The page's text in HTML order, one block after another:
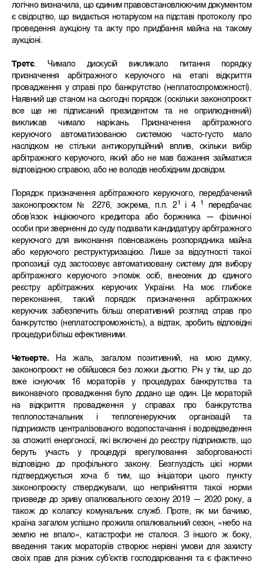
логічно визначила, що єдиним правовстановлюючим документом
є свідоцтво, що видається нотаріусом на підставі протоколу про
проведення аукціону та акту про придбання майна на такому
аукціоні.
Третє. Чимало дискусій викликало питання порядку
призначення арбітражного керуючого на етапі відкриття
провадження у справі про банкрутство (неплатоспроможності).
Наявний ще станом на сьогодні порядок (оскільки законопроєкт
все ще не підписаний президентом та не оприлюднений)
викликав чимало нарікань. Призначення арбітражного
керуючого автоматизованою системою часто-густо мало
наслідком не стільки антикорупційний вплив, скільки вибір
арбітражного керуючого, який або не мав бажання займатися
відповідною справою, або не володів необхідним досвідом.
Порядок призначення арбітражного керуючого, передбачений
законопроєктом № 2276, зокрема, п.п. 21 і 4 1
передбачає
обов’язок ініціюючого кредитора або боржника — фізичної
особи при зверненні до суду подавати кандидатуру арбітражного
керуючого для виконання повноважень розпорядника майна
або керуючого реструктуризацією. Лише за відсутності такої
пропозиції суд застосовує автоматизовану систему для вибору
арбітражного керуючого з-поміж осіб, внесених до єдиного
реєстру арбітражних керуючих України. На моє глибоке
переконання, такий порядок призначення арбітражних
керуючих забезпечить більш оперативний розгляд справ про
банкрутство (неплатоспроможність), а відтак, зробить відповідні
процедури більш ефективними.
Четверте.На жаль, загалом позитивний, на мою думку,
законопроєкт не обійшовся без ложки дьогтю. Річ у тім, що до
вже існуючих 16 мораторіїв у процедурах банкрутства та
виконавчого провадження було додано ще один. Це мораторій
на відкриття провадження у справах про банкрутства
теплопостачальних і теплогенеруючих організацій та
підприємств централізованого водопостачання і водовідведення
за спожиті енергоносії, які включені до реєстру підприємств, що
беруть участь у процедурі врегулювання заборгованості
відповідно до профільного закону. Безглуздість цієї норми
підтверджується хоча б тим, що ініціатори цього пункту
законопроєкту стверджували, що неприйняття такої норми
призведе до зриву опалювального сезону 2019 — 2020 року, а
також до колапсу комунальних служб. Проте, як ми бачимо,
країна загалом успішно прожила опалювальний сезон, «небо на
землю не впало», катастрофи не сталося. З іншого ж боку,
введення таких мораторіїв створює нерівні умови для захисту
своїх прав для різних суб’єктів господарювання та є фактично